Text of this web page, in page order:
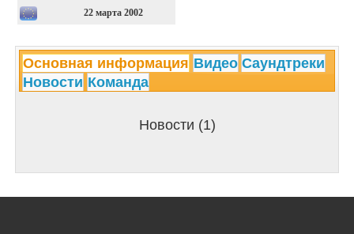
22 марта 2002
Основная информация Видео Саундтреки
Новости Команда
Новости (1)